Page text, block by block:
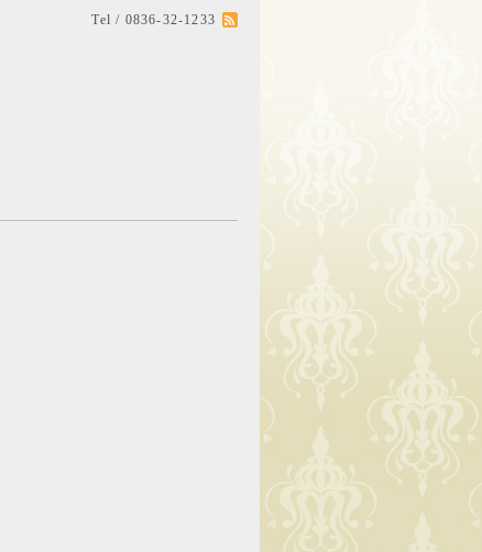
Tel / 0836-32-1233